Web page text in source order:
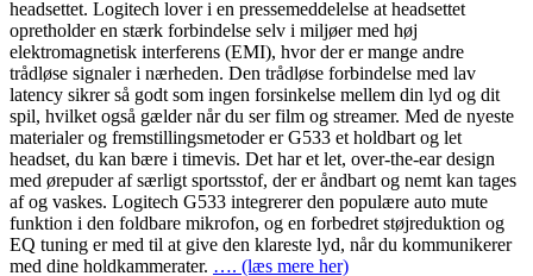
headsettet. Logitech lover i en pressemeddelelse at headsettet
opretholder en stærk forbindelse selv i miljøer med høj
elektromagnetisk interferens (EMI), hvor der er mange andre
trådløse signaler i nærheden. Den trådløse forbindelse med lav
latency sikrer så godt som ingen forsinkelse mellem din lyd og dit
spil, hvilket også gælder når du ser film og streamer. Med de nyeste
materialer og fremstillingsmetoder er G533 et holdbart og let
headset, du kan bære i timevis. Det har et let, over-the-ear design
med ørepuder af særligt sportsstof, der er åndbart og nemt kan tages
af og vaskes. Logitech G533 integrerer den populære auto mute
funktion i den foldbare mikrofon, og en forbedret støjreduktion og
EQ tuning er med til at give den klareste lyd, når du kommunikerer
med dine holdkammerater. …. (læs mere her)